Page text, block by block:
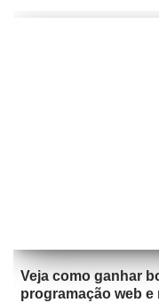
Veja como ganhar
programação web e